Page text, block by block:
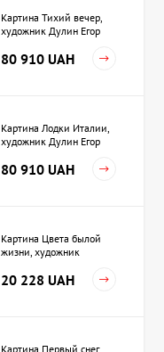
Картина Тихий вечер,
художник Дулин Егор
80 910 UAH
Картина Лодки Италии,
художник Дулин Егор
80 910 UAH
Картина Цвета былой
жизни, художник
20 228 UAH
Картина Первый снег